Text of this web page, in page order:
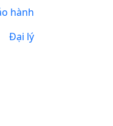
hành
Đại lý